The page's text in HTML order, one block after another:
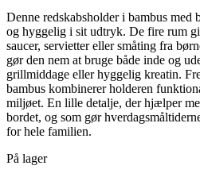
Denne redskabsholder i bambus med
og hyggelig i sit udtryk. De fire rum
saucer, servietter eller småting fra
gør den nem at bruge både inde og
grillmiddage eller hyggelig kreatin.
bambus kombinerer holderen
miljøet. En lille detalje, der hjælper
bordet, og som gør
for hele familien.
På lager